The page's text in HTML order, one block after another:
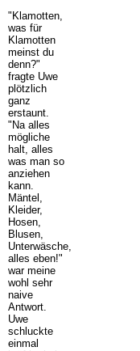
"Klamotten,
was für
Klamotten
meinst du
denn?"
fragte Uwe
plötzlich
ganz
erstaunt.
"Na alles
mögliche
halt, alles
was man so
anziehen
kann.
Mäntel,
Kleider,
Hosen,
Blusen,
Unterwäsche,
alles eben!"
war meine
wohl sehr
naive
Antwort.
Uwe
schluckte
einmal